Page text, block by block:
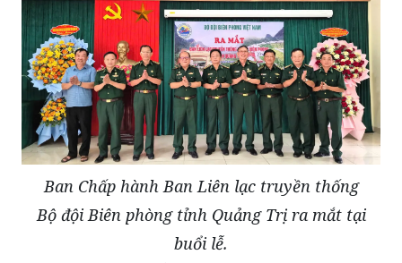
Ban Chấp hành Ban Liên lạc truyền thống
Bộ đội Biên phòng tỉnh Quảng Trị ra mắt tại
buổi lễ.